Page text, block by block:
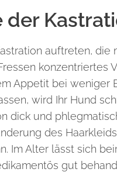
auftreten,
konzentriertes
Appetit bei weniger
wird Ihr Hund
dick und
des
Im Alter lässt sich
gut